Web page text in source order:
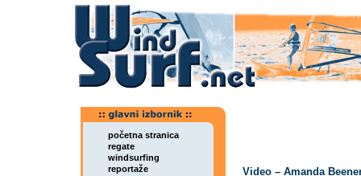
početna stranica
regate
windsurfing
reportaže
Video – Amanda